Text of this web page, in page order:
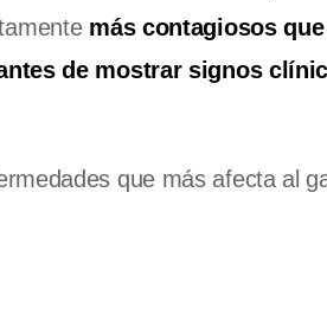
más contagiosos
de mostrar signos
que más afecta al